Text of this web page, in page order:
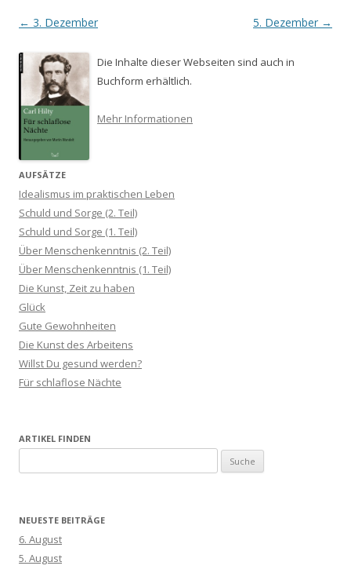
Beitrags-
← 3. Dezember 5. Dezember →
Die Inhalte dieser Webseiten sind auch in
Buchform erhältlich.
Mehr Informationen
AUFSÄTZE
Idealismus im praktischen Leben
Schuld und Sorge (2. Teil)
Schuld und Sorge (1. Teil)
Über Menschenkenntnis (2. Teil)
Über Menschenkenntnis (1. Teil)
Die Kunst, Zeit zu haben
Glück
Gute Gewohnheiten
Die Kunst des Arbeitens
Willst Du gesund werden?
Für schlaflose Nächte
ARTIKEL FINDEN
u
h
e
n
NEUESTE BEITRÄGE
6. August
5. August